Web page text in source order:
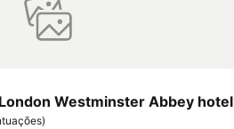
Westminster Abbey hotel
)